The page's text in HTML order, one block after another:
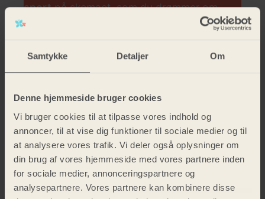
Samtykke Detaljer Om
Denne hjemmeside bruger cookies
Vi bruger cookies til at tilpasse vores indhold og
annoncer, til at vise dig funktioner til sociale medier og til
at analysere vores trafik. Vi deler også oplysninger om
din brug af vores hjemmeside med vores partnere inden
for sociale medier, annonceringspartnere og
analysepartnere. Vores partnere kan kombinere disse
sportpå skemaet, som du drømmer om.
fodbold og volleyball til håndbold og
for at dyrke din yndlingssport og prøve nye
discipliner sammen med vennerne.
Se alle vores sportsvalgfag her
LÆS MERE